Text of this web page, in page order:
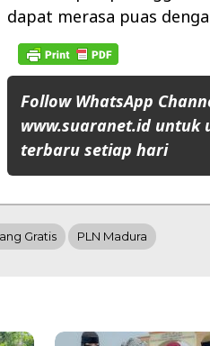
dapat merasa puas
Follow WhatsApp
www.suaranet.id untuk
terbaru setiap hari
Gratis PLN Madura